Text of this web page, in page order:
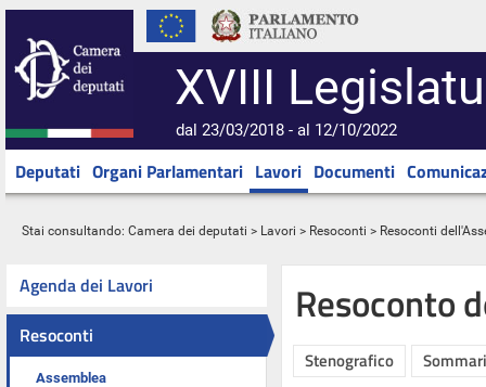
XVIII
dal 23/03/2018 - al 12/10/2022
Deputati Organi Parlamentari Lavori Documenti
Stai consultando: Camera dei deputati > Lavori > Resoconti > Resoconti
Agenda dei Lavori
Resoconti
Assemblea
Resoconto
Stenografico